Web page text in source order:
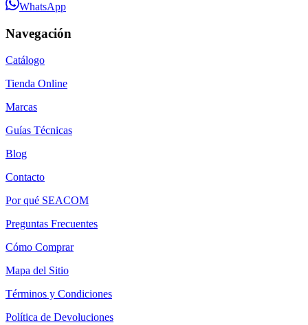
WhatsApp
Navegación
Catálogo
Tienda Online
Marcas
Guías Técnicas
Blog
Contacto
Por qué SEACOM
Preguntas Frecuentes
Cómo Comprar
Mapa del Sitio
Términos y Condiciones
Política de Devoluciones